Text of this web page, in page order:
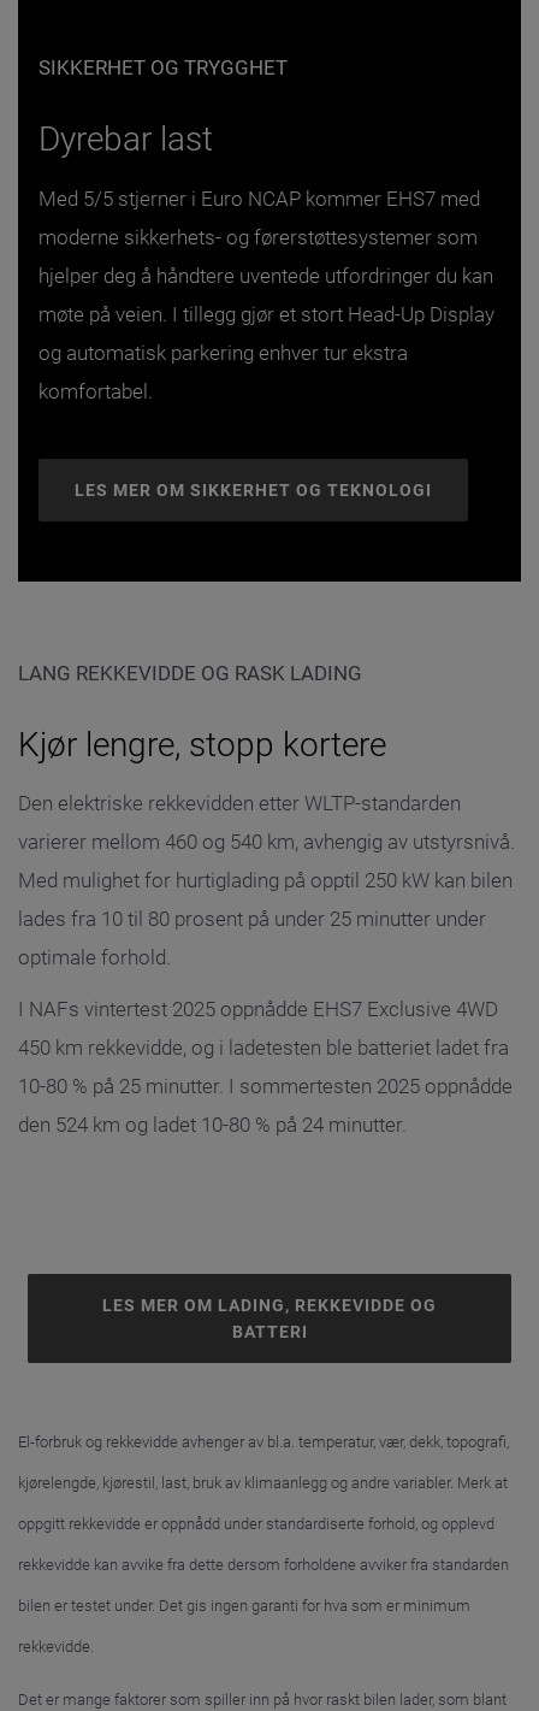
SIKKERHET OG TRYGGHET
Dyrebar last
Med 5/5 stjerner i Euro NCAP kommer EHS7 med
moderne sikkerhets- og førerstøttesystemer som
hjelper deg å håndtere uventede utfordringer du kan
møte på veien. I tillegg gjør et stort Head-Up Display
og automatisk parkering enhver tur ekstra
komfortabel.
LES MER OM SIKKERHET OG TEKNOLOGI
LANG REKKEVIDDE OG RASK LADING
Kjør lengre, stopp kortere
Den elektriske rekkevidden etter WLTP-standarden
varierer mellom 460 og 540 km, avhengig av utstyrsnivå.
Med mulighet for hurtiglading på opptil 250 kW kan bilen
lades fra 10 til 80 prosent på under 25 minutter under
optimale forhold.
I NAFs vintertest 2025 oppnådde EHS7 Exclusive 4WD
450 km rekkevidde, og i ladetesten ble batteriet ladet fra
10-80 % på 25 minutter. I sommertesten 2025 oppnådde
den 524 km og ladet 10-80 % på 24 minutter.
LES MER OM LADING, REKKEVIDDE OG
BATTERI
El-forbruk og rekkevidde avhenger av bl.a. temperatur, vær, dekk, topografi,
kjørelengde, kjørestil, last, bruk av klimaanlegg og andre variabler. Merk at
oppgitt rekkevidde er oppnådd under standardiserte forhold, og opplevd
rekkevidde kan avvike fra dette dersom forholdene avviker fra standarden
bilen er testet under. Det gis ingen garanti for hva som er minimum
rekkevidde.
Det er mange faktorer som spiller inn på hvor raskt bilen lader, som blant